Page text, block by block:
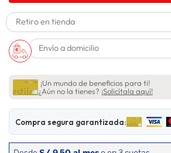
Retiro en tienda
Envío a domicilio
¡Un mundo de beneficios para ti!
¿Aún no la tienes? ¡Solicítala aquí!
Compra segura garantizada: